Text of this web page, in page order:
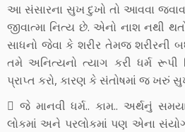
આ સંસારના સુખ દુખો તો આવવા
જીવાત્મા નિત્ય છે. એનો નાશ નથી
સાધનો જેવા કે શરીર તેમજ શરીરની
તમે અનિત્યનો ત્યાગ કરી ધર્મ રૂપી
પ્રાપ્ત કરો, કારણ કે સંતોષમાં જ ખરું
 જે માનવી ધર્મ.. કામ.. અર્થનું
લોકમાં અને પરલોકમાં પણ એના